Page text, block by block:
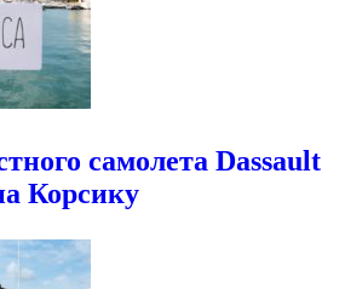
самолета Dassault
Корсику